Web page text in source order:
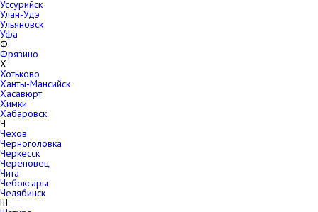
Уссурийск
Улан-Удэ
Ульяновск
Уфа
Ф
Фрязино
Х
Хотьково
Ханты-Мансийск
Хасавюрт
Химки
Хабаровск
Ч
Чехов
Черноголовка
Черкесск
Череповец
Чита
Чебоксары
Челябинск
Ш